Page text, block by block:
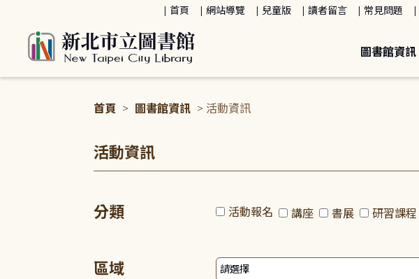
首頁 網站導覽 兒童版 讀者留言 常見問題
圖書館資訊
首頁 > 圖書館資訊 > 活動資訊
活動資訊
分類 活動報名 講座 書展 研習課程
區域